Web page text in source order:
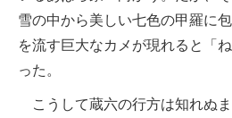
雪の中から美しい七色の甲羅に
を流す巨大なカメが現れると「
った。
こうして蔵六の行方は知れぬ